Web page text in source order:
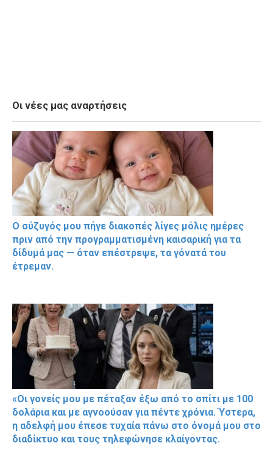
Οι νέες μας αναρτήσεις
Ο σύζυγός μου πήγε διακοπές λίγες μόλις ημέρες
πριν από την προγραμματισμένη καισαρική για τα
δίδυμά μας — όταν επέστρεψε, τα γόνατά του
έτρεμαν.
«Οι γονείς μου με πέταξαν έξω από το σπίτι με 100
δολάρια και με αγνοούσαν για πέντε χρόνια. Ύστερα,
η αδελφή μου έπεσε τυχαία πάνω στο όνομά μου στο
διαδίκτυο και τους τηλεφώνησε κλαίγοντας.